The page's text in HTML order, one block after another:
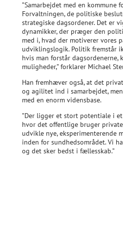
”Samarbejdet med en kommune
Forvaltningen, de politiske
strategiske dagsordener. Det er
dynamikker, der præger den
med i, hvad der motiverer vores
udviklingslogik. Politik fremstår
hvis man forstår dagsordenerne,
muligheder,” forklarer Michael
Han fremhæver også, at det
og agilitet ind i samarbejdet,
med en enorm vidensbase.
”Der ligger et stort potentiale i
hvor det offentlige bruger
udvikle nye, eksperimenterende
inden for sundhedsområdet. Vi
og det sker bedst i fællesskab.”